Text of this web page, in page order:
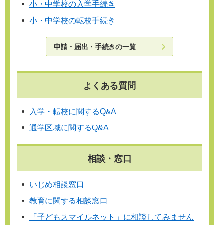
小・中学校の入学手続き
小・中学校の転校手続き
申請・届出・手続きの一覧
よくある質問
入学・転校に関するQ&A
通学区域に関するQ&A
相談・窓口
いじめ相談窓口
教育に関する相談窓口
「子どもスマイルネット」に相談してみません